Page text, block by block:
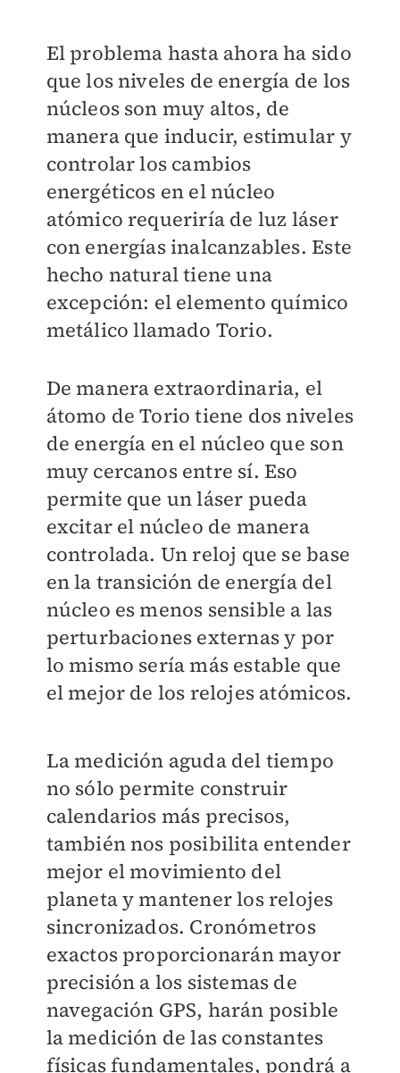
El problema hasta ahora ha sido
que los niveles de energía de los
núcleos son muy altos, de
manera que inducir, estimular y
controlar los cambios
energéticos en el núcleo
atómico requeriría de luz láser
con energías inalcanzables. Este
hecho natural tiene una
excepción: el elemento químico
metálico llamado Torio.
De manera extraordinaria, el
átomo de Torio tiene dos niveles
de energía en el núcleo que son
muy cercanos entre sí. Eso
permite que un láser pueda
excitar el núcleo de manera
controlada. Un reloj que se base
en la transición de energía del
núcleo es menos sensible a las
perturbaciones externas y por
lo mismo sería más estable que
el mejor de los relojes atómicos.
La medición aguda del tiempo
no sólo permite construir
calendarios más precisos,
también nos posibilita entender
mejor el movimiento del
planeta y mantener los relojes
sincronizados. Cronómetros
exactos proporcionarán mayor
precisión a los sistemas de
navegación GPS, harán posible
la medición de las constantes
físicas fundamentales, pondrá a